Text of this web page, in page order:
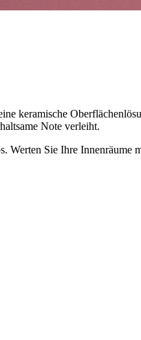
keramische
Note verleiht.
Werten Sie Ihre Innenräume